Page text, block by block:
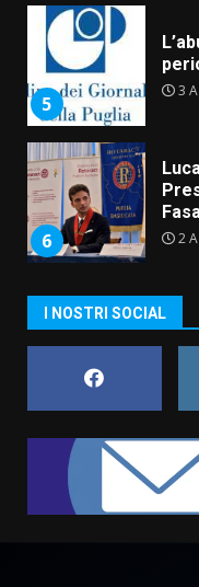
6 2
7
Il
5
2
5
I NOSTRI SOCIAL